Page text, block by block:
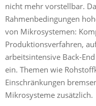
nicht mehr vorstellbar.
Rahmenbedingungen
von Mikrosystemen:
Produktionsverfahren,
arbeitsintensive Back-
ein. Themen wie
Einschränkungen
Mikrosysteme zusätzlich.